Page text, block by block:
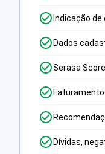
Indicação
Dados
Serasa
Dívidas,